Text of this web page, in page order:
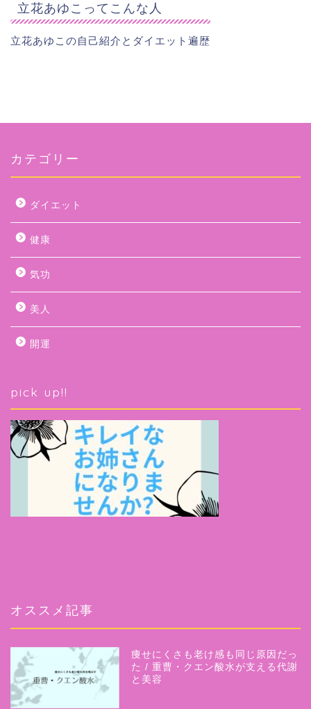
立花あゆこってこんな人
立花あゆこの自己紹介とダイエット遍歴
カテゴリー
ダイエット
健康
気功
美人
開運
pick up!!
オススメ記事
痩せにくさも老け感も同じ原因だっ
た / 重曹・クエン酸水が支える代謝
と美容
プロフィール